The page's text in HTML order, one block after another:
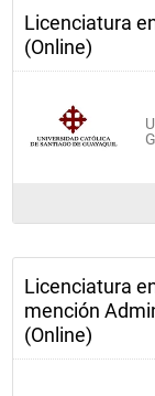
Licenciatura
(Online)
Licenciatura
mención
(Online)